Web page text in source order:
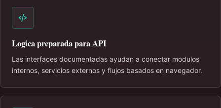
Logica preparada para API
Las interfaces documentadas ayudan a conectar modulos
internos, servicios externos y flujos basados en navegador.